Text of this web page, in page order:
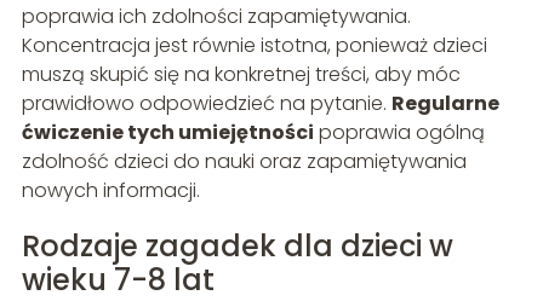
poprawia ich zdolności zapamiętywania.
Koncentracja jest równie istotna, ponieważ dzieci
muszą skupić się na konkretnej treści, aby móc
prawidłowo odpowiedzieć na pytanie. Regularne
ćwiczenie tych umiejętności poprawia ogólną
zdolność dzieci do nauki oraz zapamiętywania
nowych informacji.
Rodzaje zagadek dla dzieci w
wieku 7-8 lat